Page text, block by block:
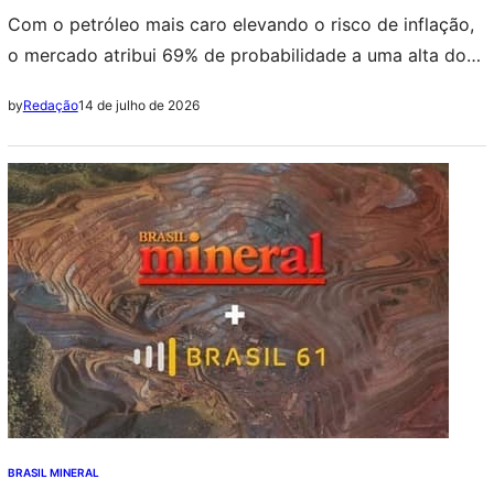
Com o petróleo mais caro elevando o risco de inflação,
o mercado atribui 69% de probabilidade a uma alta do
dólar e reduz, temporariamente, o impulso do ouro
byRedação14 de julho de 2026
BRASIL MINERAL